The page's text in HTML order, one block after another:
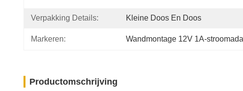
Verpakking Details: Kleine Doos En Doos
Markeren: Wandmontage 12V 1A-
Productomschrijving